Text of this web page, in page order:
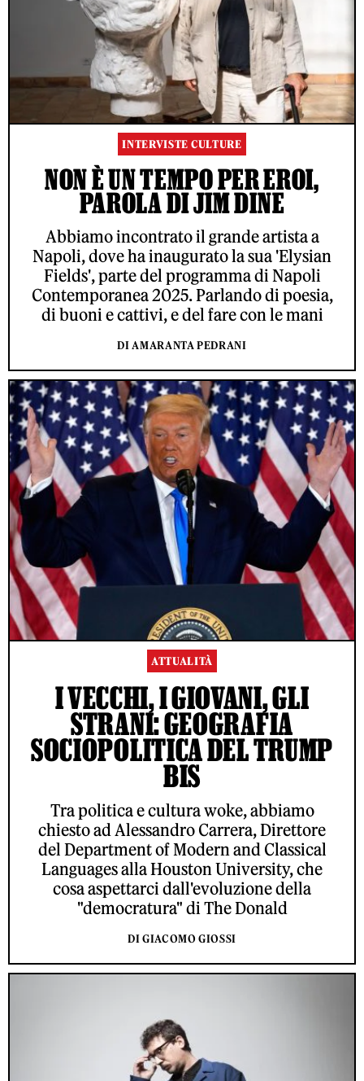
INTERVISTE CULTURE
NON È UN TEMPO PER EROI,
PAROLA DI JIM DINE
Abbiamo incontrato il grande artista a
Napoli, dove ha inaugurato la sua 'Elysian
Fields', parte del programma di Napoli
Contemporanea 2025. Parlando di poesia,
di buoni e cattivi, e del fare con le mani
DI AMARANTA PEDRANI
ATTUALITÀ
I VECCHI, I GIOVANI, GLI
STRANI: GEOGRAFIA
SOCIOPOLITICA DEL TRUMP
BIS
Tra politica e cultura woke, abbiamo
chiesto ad Alessandro Carrera, Direttore
del Department of Modern and Classical
Languages alla Houston University, che
cosa aspettarci dall'evoluzione della
"democratura" di The Donald
DI GIACOMO GIOSSI